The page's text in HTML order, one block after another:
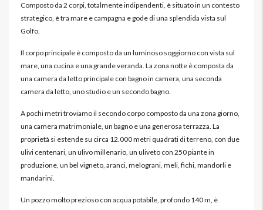
Composto da 2 corpi, totalmente indipendenti, è situato in un contesto
strategico, è tra mare e campagna e gode di una splendida vista sul
Golfo.
Il corpo principale è composto da un luminoso soggiorno con vista sul
mare, una cucina e una grande veranda. La zona notte è composta da
una camera da letto principale con bagno in camera, una seconda
camera da letto, uno studio e un secondo bagno.
A pochi metri troviamo il secondo corpo composto da una zona giorno,
una camera matrimoniale, un bagno e una generosa terrazza. La
proprietà si estende su circa 12.000 metri quadrati di terreno, con due
ulivi centenari, un ulivo millenario, un uliveto con 250 piante in
produzione, un bel vigneto, aranci, melograni, meli, fichi, mandorli e
mandarini.
Un pozzo molto prezioso con acqua potabile, profondo 140 m, è